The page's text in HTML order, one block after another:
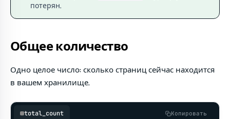
потерян.
Общее количество
Одно целое число: сколько страниц сейчас находится
в вашем хранилище.
total_count Копировать